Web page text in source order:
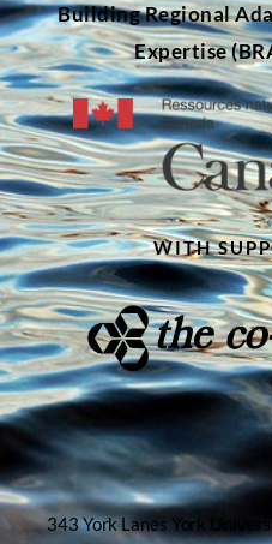
Building Regional
Expertise
WITH
343 York Lanes York